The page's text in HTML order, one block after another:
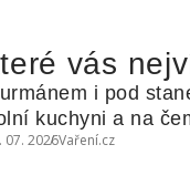
vás
i pod
kuchyni a na
07. 2026Vaření.cz